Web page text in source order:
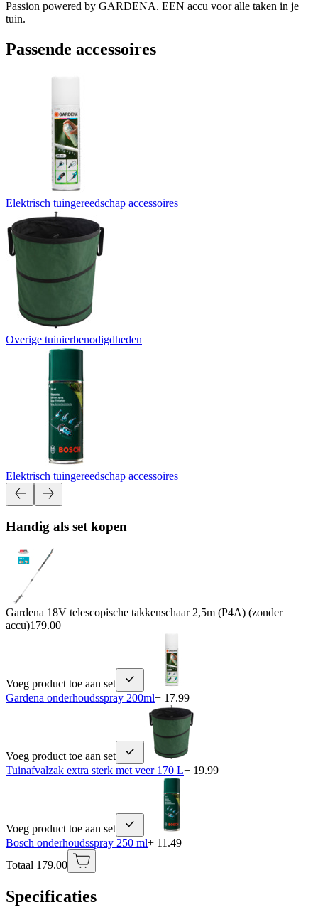
Passion powered by GARDENA. EEN accu voor alle taken in je
tuin.
Passende accessoires
Elektrisch tuingereedschap accessoires
Overige tuinierbenodigdheden
Elektrisch tuingereedschap accessoires
Handig als set kopen
Gardena 18V telescopische takkenschaar 2,5m (P4A) (zonder
accu)179.00
Voeg product toe aan set
Gardena onderhoudsspray 200ml+ 17.99
Voeg product toe aan set
Tuinafvalzak extra sterk met veer 170 L+ 19.99
Voeg product toe aan set
Bosch onderhoudsspray 250 ml+ 11.49
Totaal 179.00
Specificaties